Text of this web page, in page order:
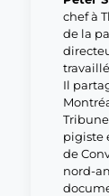
chef à
de la
Il
pigiste
de
nord-